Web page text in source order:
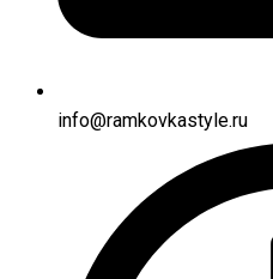
info@ramkovkastyle.ru